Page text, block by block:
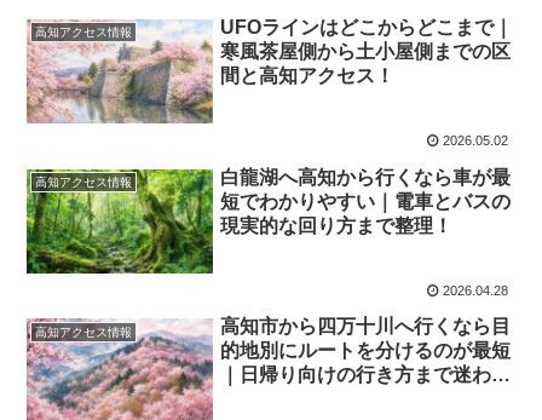
高知アクセス情報
UFOラインはどこからどこまで｜
寒風茶屋側から土小屋側までの区
間と高知アクセス！
2026.05.02
高知アクセス情報
白龍湖へ高知から行くなら車が最
短でわかりやすい｜電車とバスの
現実的な回り方まで整理！
2026.04.28
高知アクセス情報
高知市から四万十川へ行くなら目
的地別にルートを分けるのが最短
｜日帰り向けの行き方まで迷わな